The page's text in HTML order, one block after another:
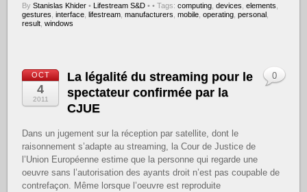
ByStanislas Khider • Lifestream S&D • • Tags:computing ,devices ,elements
gestures ,interface ,lifestream ,manufacturers ,mobile ,operating ,personal
result ,windows
OCT
4
2011
La légalité du streaming pour le
spectateur confirmée par la
CJUE
Dans un jugement sur la réception par satellite, dont le
raisonnement s’adapte au streaming, la Cour de Justice de
l’Union Européenne estime que la personne qui regarde une
oeuvre sans l’autorisation des ayants droit n’est pas coupable de
contrefaçon. Même lorsque l’oeuvre est reproduite
0